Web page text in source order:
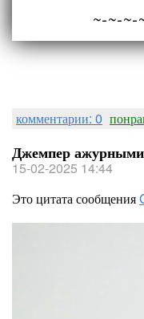
~-~-~-
комментарии: 0
Джемпер
15-02-2025 14:44
Это цитата сообщения